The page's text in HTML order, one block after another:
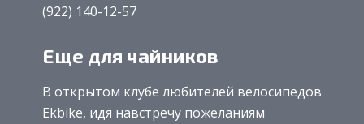
(922) 140-12-57
Еще для чайников
В открытом клубе любителей велосипедов
Ekbike, идя навстречу пожеланиям